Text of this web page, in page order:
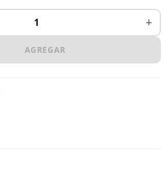
+
AGREGAR